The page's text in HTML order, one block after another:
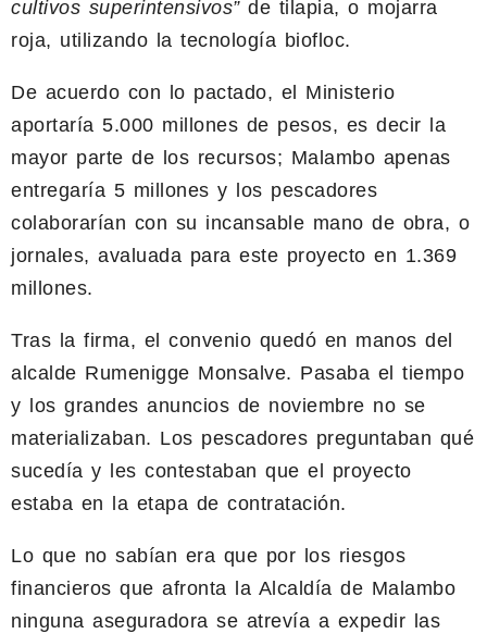
cultivos superintensivos”de tilapia, o mojarra
roja, utilizando la tecnología biofloc.
De acuerdo con lo pactado, el Ministerio
aportaría 5.000 millones de pesos, es decir la
mayor parte de los recursos; Malambo apenas
entregaría 5 millones y los pescadores
colaborarían con su incansable mano de obra, o
jornales, avaluada para este proyecto en 1.369
millones.
Tras la firma, el convenio quedó en manos del
alcalde Rumenigge Monsalve. Pasaba el tiempo
y los grandes anuncios de noviembre no se
materializaban. Los pescadores preguntaban qué
sucedía y les contestaban que el proyecto
estaba en la etapa de contratación.
Lo que no sabían era que por los riesgos
financieros que afronta la Alcaldía de Malambo
ninguna aseguradora se atrevía a expedir las